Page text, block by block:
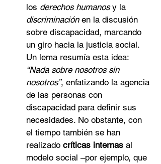
los derechos humanos y la
discriminación en la discusión
sobre discapacidad, marcando
un giro hacia la justicia social.
Un lema resumía esta idea:
“Nada sobre nosotros sin
nosotros”, enfatizando la agencia
de las personas con
discapacidad para definir sus
necesidades. No obstante, con
el tiempo también se han
realizado críticas internas al
modelo social –por ejemplo, que